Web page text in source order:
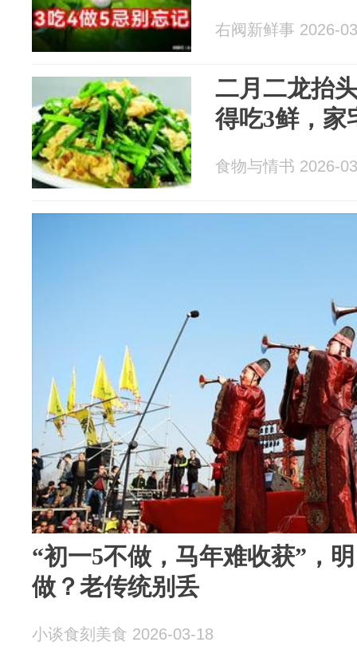
右阀新鲜事 2026-
二月二龙抬
得吃3鲜，家
食物与情书 2026-
“初一5不做，马年难收获”，
做？老传统别丢
小谈食刻美食 2026-03-18